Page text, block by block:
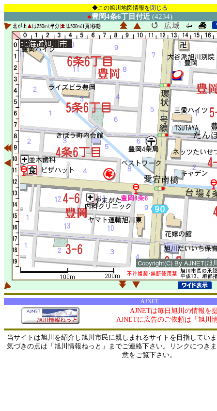
◆この旭川地図情報を閉じる
●豊岡4条6丁目付近 (4234)
AJNET
AJNETは毎日旭川の情報を
AJNETに広告のご依頼は「旭川
当サイトは旭川を紹介し旭川市民に親しまれるサイトを目指してい
気づきの点は「旭川情報ねっと」までご連絡下さい。リンクにつき
意をご覧下さい。